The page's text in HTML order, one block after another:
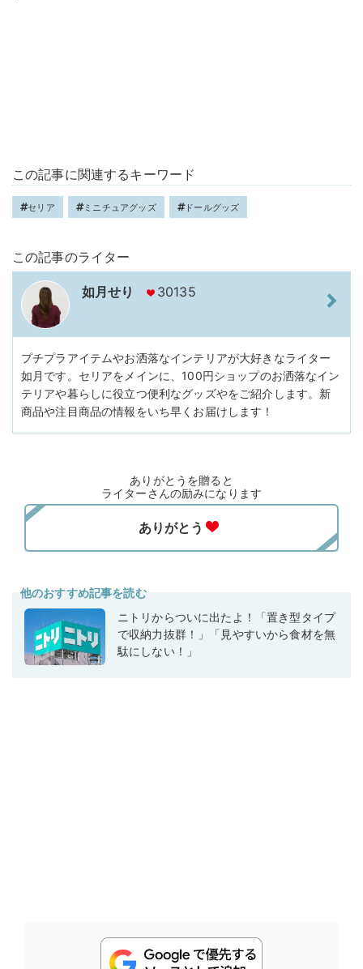
この記事に関連するキーワード
セリア ミニチュアグッズ ドールグッズ
この記事のライター
如月せり 30135
プチプラアイテムやお洒落なインテリアが大好きなライター
如月です。セリアをメインに、100円ショップのお洒落なイン
テリアや暮らしに役立つ便利なグッズやをご紹介します。新
商品や注目商品の情報をいち早くお届けします！
ありがとうを贈ると
ライターさんの励みになります
他のおすすめ記事を読む
ニトリからついに出たよ！「置き型タイプ
で収納力抜群！」「見やすいから食材を無
駄にしない！」